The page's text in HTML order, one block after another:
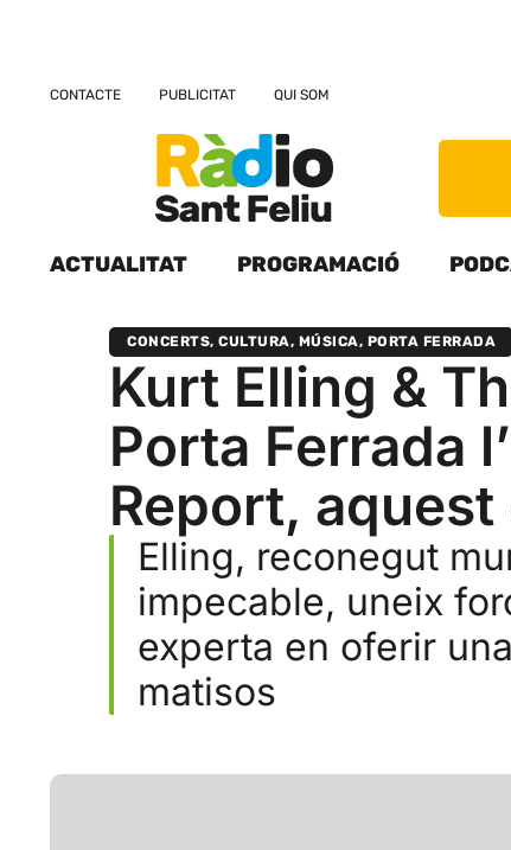
CONTACTE PUBLICITAT QUI SOM
ACTUALITAT PROGRAMACIÓ
CONCERTS, CULTURA, MÚSICA, PORTA FERRADA
Kurt Elling &
Porta Ferrada
Report,
Elling, reconegut
impecable, uneix
experta en oferir
matisos